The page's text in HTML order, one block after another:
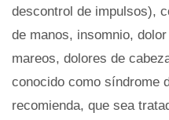
descontrol de impulsos),
de manos, insomnio,
mareos, dolores de
conocido como síndrome
recomienda, que sea